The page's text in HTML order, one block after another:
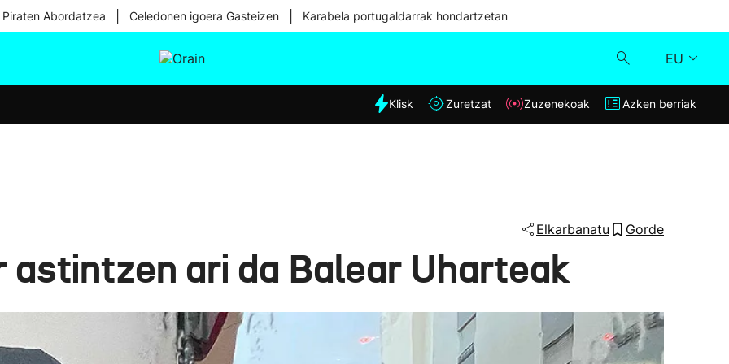
Abordatzea Celedonen igoera Gasteizen Karabela portugaldarrak hondartzetan
EU
Eguraldia
Klisk
Klisk Zuretzat Zuzenekoak Azken berriak
Elkarbanatu Gorde
astintzen ari da Balear Uharteak